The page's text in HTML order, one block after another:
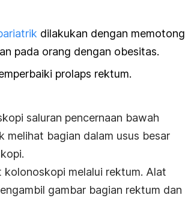
dilakukan dengan memotong
pada orang dengan obesitas.
prolaps rektum.
saluran pencernaan bawah
melihat bagian dalam usus besar
melalui rektum. Alat
gambar bagian rektum dan